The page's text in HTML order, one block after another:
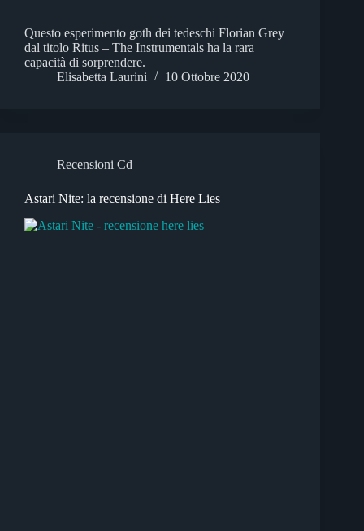
Questo esperimento goth dei tedeschi Florian Grey
dal titolo Ritus – The Instrumentals ha la rara
capacità di sorprendere.
Elisabetta Laurini
10 Ottobre 2020
Recensioni Cd
Astari Nite: la recensione di Here Lies